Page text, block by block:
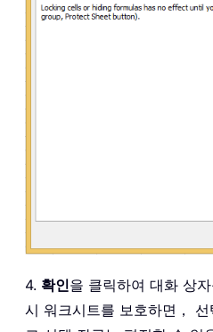
4. 확인을 클릭하여 대화 상
시 워크시트를 보호하면，